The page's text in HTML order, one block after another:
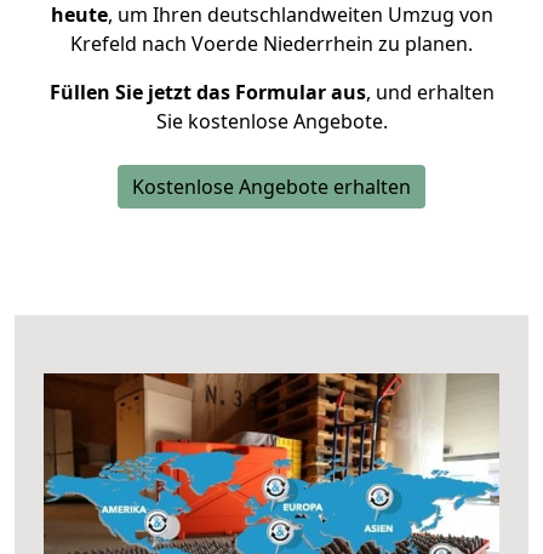
heute, um Ihren deutschlandweiten Umzug von
Krefeld nach Voerde Niederrhein zu planen.
Füllen Sie jetzt das Formular aus, und erhalten
Sie kostenlose Angebote.
Kostenlose Angebote erhalten